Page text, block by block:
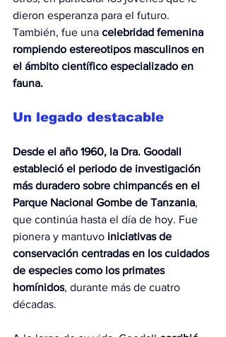
dieron esperanza para el futuro.
También, fue una celebridad femenina
rompiendo estereotipos masculinos en
el ámbito científico especializado en
fauna.
Un legado destacable
Desde el año 1960, la Dra. Goodall
estableció el periodo de investigación
más duradero sobre chimpancés en el
Parque Nacional Gombe de Tanzania,
que continúa hasta el día de hoy. Fue
pionera y mantuvo iniciativas de
conservación centradas en los cuidados
de especies como los primates
homínidos, durante más de cuatro
décadas.